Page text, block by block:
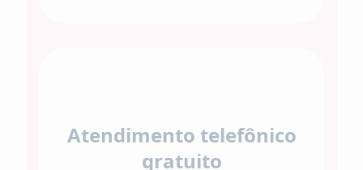
Atendimento telefônico
gratuito